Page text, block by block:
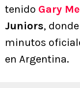
tenido Gary
Juniors,
minutos
en Argentina.